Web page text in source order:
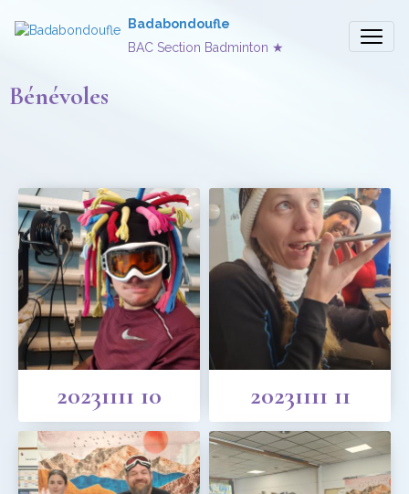
Badabondoufle
BAC Section Badminton ★
Bénévoles
20231111 10 20231111 11